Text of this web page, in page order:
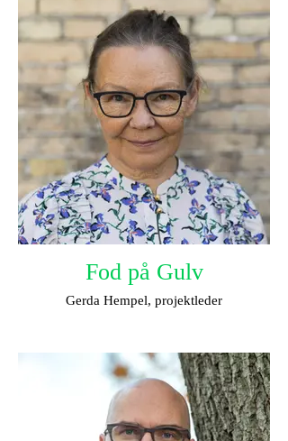
Fod på Gulv
Gerda Hempel, projektleder